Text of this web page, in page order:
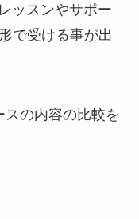
ッスンやサポー
で受ける事が出
スの内容の比較を